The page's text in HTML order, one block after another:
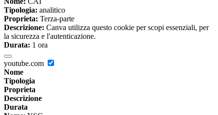
Tipologia: analitico
Proprieta: Terza-parte
Descrizione: Canva utilizza questo cookie per scopi essenziali, per
la sicurezza e l'autenticazione.
Durata: 1 ora
youtube.com
Nome
Tipologia
Proprieta
Descrizione
Durata